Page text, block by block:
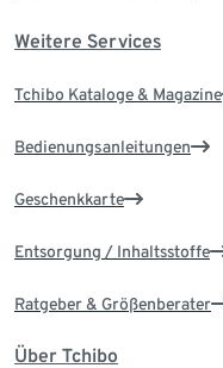
Weitere Services
Tchibo Kataloge & Magazine
Bedienungsanleitungen
Geschenkkarte
Entsorgung / Inhaltsstoffe
Ratgeber & Größenberater
Über Tchibo